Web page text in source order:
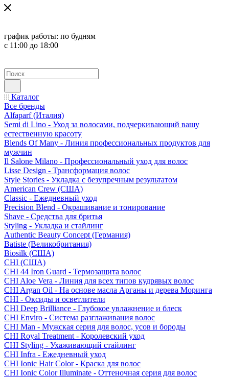
график работы: по будням
с 11:00 до 18:00
Каталог
Все бренды
Alfaparf (Италия)
Semi di Lino - Уход за волосами, подчеркивающий вашу
естественную красоту
Blends Of Many - Линия профессиональных продуктов для
мужчин
Il Salone Milano - Профессиональный уход для волос
Lisse Design - Трансформация волос
Style Stories - Укладка с безупречным результатом
American Crew (США)
Classic - Ежедневный уход
Precision Blend - Окрашивание и тонирование
Shave - Средства для бритья
Styling - Укладка и стайлинг
Authentic Beauty Concept (Германия)
Batiste (Великобритания)
Biosilk (США)
CHI (США)
CHI 44 Iron Guard - Термозащита волос
CHI Aloe Vera - Линия для всех типов кудрявых волос
CHI Argan Oil - На основе масла Арганы и дерева Моринга
CHI - Оксиды и осветлители
CHI Deep Brilliance - Глубокое увлажнение и блеск
CHI Enviro - Система разглаживания волос
CHI Man - Мужская серия для волос, усов и бороды
CHI Royal Treatment - Королевский уход
CHI Styling - Ухаживающий стайлинг
CHI Infra - Ежедневный уход
CHI Ionic Hair Color - Краска для волос
CHI Ionic Color Illuminate - Оттеночная серия для волос